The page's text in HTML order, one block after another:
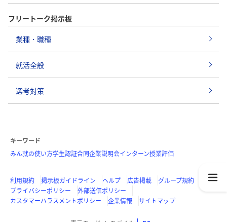
フリートーク掲示板
業種・職種
就活全般
選考対策
キーワード
みん就の使い方学生認証合同企業説明会インターン授業評価
利用規約 掲示板ガイドライン ヘルプ 広告掲載
グループ規約
プライバシーポリシー
外部送信ポリシー
カスタマーハラスメントポリシー
企業情報 サイトマップ